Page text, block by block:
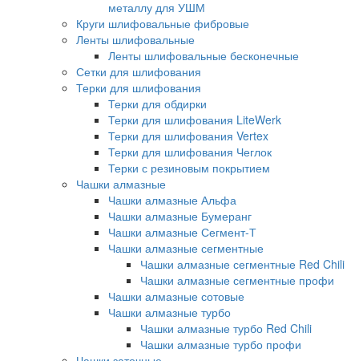
металлу для УШМ
Круги шлифовальные фибровые
Ленты шлифовальные
Ленты шлифовальные бесконечные
Сетки для шлифования
Терки для шлифования
Терки для обдирки
Терки для шлифования LiteWerk
Терки для шлифования Vertex
Терки для шлифования Чеглок
Терки с резиновым покрытием
Чашки алмазные
Чашки алмазные Альфа
Чашки алмазные Бумеранг
Чашки алмазные Сегмент-Т
Чашки алмазные сегментные
Чашки алмазные сегментные Red Chili
Чашки алмазные сегментные профи
Чашки алмазные сотовые
Чашки алмазные турбо
Чашки алмазные турбо Red Chili
Чашки алмазные турбо профи